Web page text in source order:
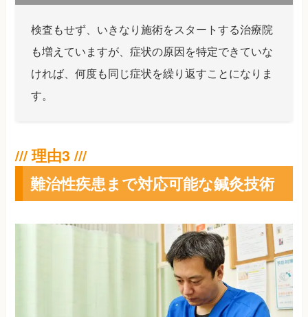
検査もせず、いきなり施術をスタートする治療院
も増えていますが、症状の原因を特定できていな
ければ、何度も同じ症状を繰り返すことになりま
す。
難治性疾患まで対応可能な鍼灸技術